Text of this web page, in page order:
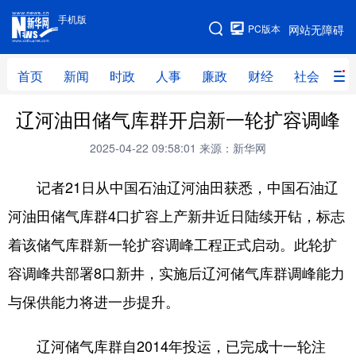
手机版
网站无障碍
PC版本
首页 新闻 时政 人事 廉政 财经 社会 科
手机版
网站地图
首页 新闻 时政 人事
财经 社会
文化 教育 健康 旅游
体育 视频 直播 无人机
地方频道
辽宁 吉林 上海 江苏
辽河油田储气库群开启新一轮扩容调峰
2025-04-22 09:58:01 来源：新华网
记者21日从中国石油辽河油田获悉，中国石油辽
河油田储气库群4口扩容上产新井近日陆续开钻，标志
着该储气库群新一轮扩容调峰工程正式启动。此轮扩
容调峰共部署8口新井，实施后辽河储气库群调峰能力
与保供能力将进一步提升。
辽河储气库群自2014年投运，已完成十一轮注